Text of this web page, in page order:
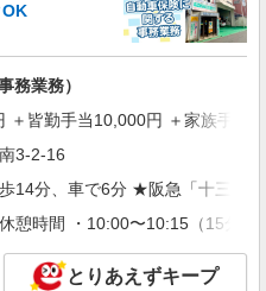
務業務）
＋皆勤手当10,000円 ＋家族手
3-2-16
14分、車で6分 ★阪急「十三」
憩時間 ・10:00〜10:15（15分
とりあえずキープ